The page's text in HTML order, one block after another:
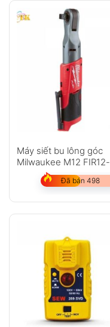
Máy siết bu lông góc
Milwaukee M12 FIR12-
Đã bán 498